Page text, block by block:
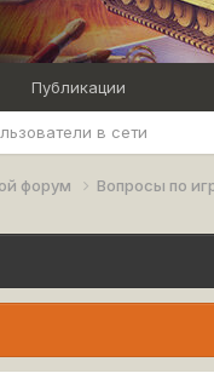
в сети
Публикации
форум Вопросы по